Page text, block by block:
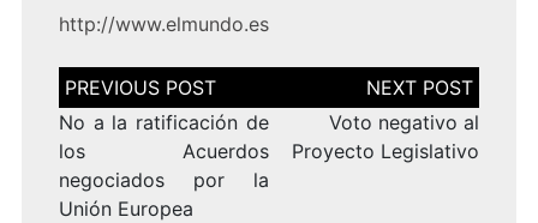
http://www.elmundo.es
Navegación
de
entradas
No a la ratificación de
los Acuerdos
negociados por la
Unión Europea
Voto negativo al
Proyecto Legislativo